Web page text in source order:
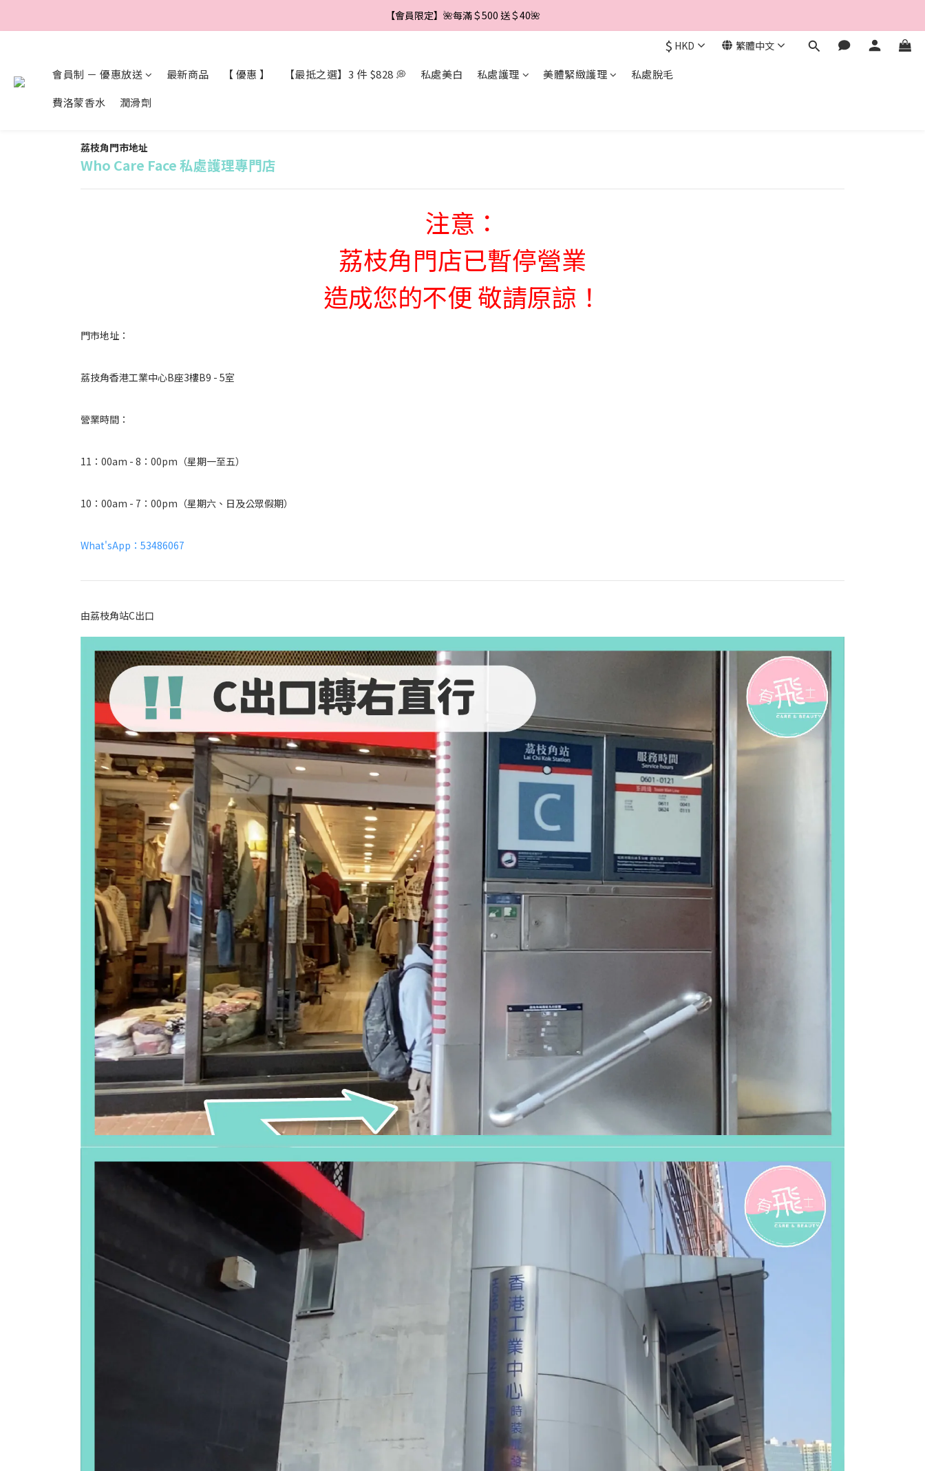
【會員限定】🌼新會員註冊即享＄888 優惠券🌼
【會員限定】🌼新會員註冊即享＄888 優惠券🌼
【會員限定】🌺每滿＄500 送＄40🌺
$ HKD 繁體中文
會員制 － 優惠放送 最新商品 【 優惠 】 【最抵之選】3 件 $828 💭 私處美白 私處護理 美體緊緻護理
私處脫毛
費洛蒙香水
潤滑劑
荔枝角門市地址
Who Care Face 私處護理專門店
注意：
荔枝角門店已暫停營業
造成您的不便 敬請原諒！
門市地址：
荔技角香港工業中心B座3樓B9 - 5室
營業時間：
11：00am - 8：00pm（星期一至五）
10：00am - 7：00pm（星期六、日及公眾假期）
What'sApp：53486067
由荔枝角站C出口